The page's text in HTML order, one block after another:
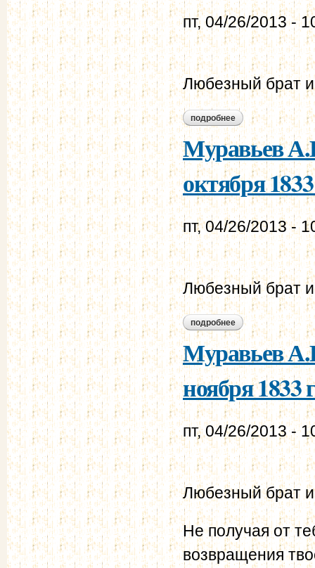
пт, 04/26/2013 -
Любезный брат
подробнее о муравьев а.н. -
Муравьев
октября
пт, 04/26/2013 -
Любезный брат
подробнее о муравьев а.н. -
Муравьев
ноября 1833
пт, 04/26/2013 -
Любезный брат
Не получая от
возвращения